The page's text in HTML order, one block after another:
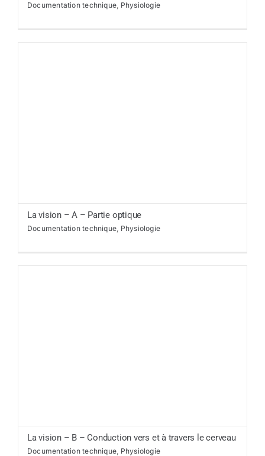
Documentation technique, Physiologie
La vision – A – Partie optique
Documentation technique Physiologie
La vision – B – Conduction vers et à travers le cerveau
Documentation technique Physiologie